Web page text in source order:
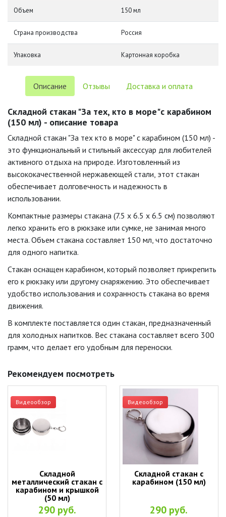
Объем 150 мл
Страна производства Россия
Упаковка Картонная коробка
Описание Отзывы Доставка и оплата
Складной стакан "За тех, кто в море"с карабином
(150 мл) - описание товара
Складной стакан "За тех кто в море" с карабином (150 мл) -
это функциональный и стильный аксессуар для любителей
активного отдыха на природе. Изготовленный из
высококачественной нержавеющей стали, этот стакан
обеспечивает долговечность и надежность в
использовании.
Компактные размеры стакана (7.5 x 6.5 x 6.5 см) позволяют
легко хранить его в рюкзаке или сумке, не занимая много
места. Объем стакана составляет 150 мл, что достаточно
для одного напитка.
Стакан оснащен карабином, который позволяет прикрепить
его к рюкзаку или другому снаряжению. Это обеспечивает
удобство использования и сохранность стакана во время
движения.
В комплекте поставляется один стакан, предназначенный
для холодных напитков. Вес стакана составляет всего 300
грамм, что делает его удобным для переноски.
Рекомендуем посмотреть
Видеообзор
Складной
металлический стакан с
карабином и крышкой
(50 мл)
290 руб.
Видеообзор
Складной стакан с
карабином (150 мл)
290 руб.